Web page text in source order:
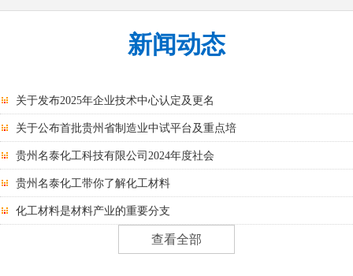
汽车涂料
新闻动态
关于发布2025年企业技术中心认定及更名
关于公布首批贵州省制造业中试平台及重点培
贵州名泰化工科技有限公司2024年度社会
贵州名泰化工带你了解化工材料
化工材料是材料产业的重要分支
查看全部